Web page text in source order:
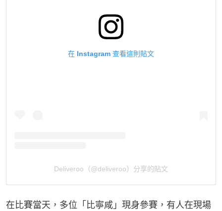
在 Instagram 查看這則貼文
Deliveroo（@deliveroo）分享的貼文
在比賽當天，多位「比寧咸」現身參賽，有人在現場